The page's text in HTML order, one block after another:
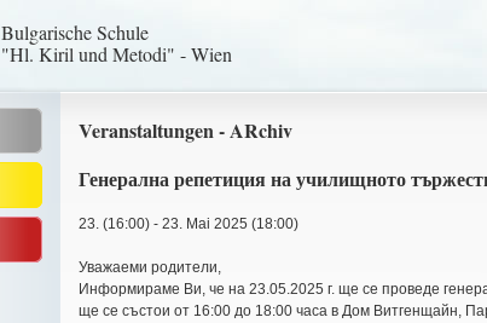
Bulgarische Schule
"Hl. Kiril und Metodi" - Wien
Veranstaltungen - ARchiv
Генерална репетиция на училищното
23. (16:00) - 23. Mai 2025 (18:00)
Уважаеми родители,
Информираме Ви, че на 23.05.2025 г. ще се проведе
ще се състои от 16:00 до 18:00 часа в Дом Витгенщайн,